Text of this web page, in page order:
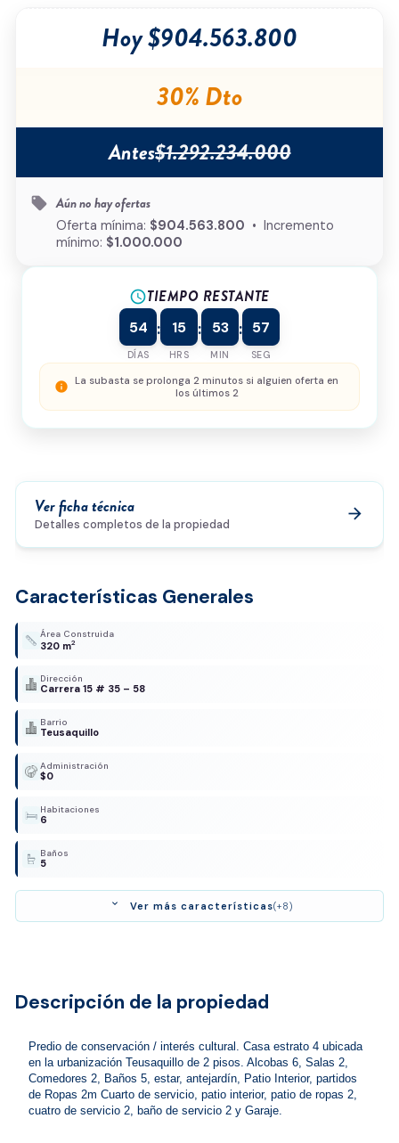
Correo electrónico
¿Cómo podemos ayudarte?
política de privacidady el
tratamiento de
Enviar solicitud
Hoy $904.563.800
30% Dto
Antes$1.292.234.000
local_offer Aún no hay ofertas
Oferta mínima: $904.563.800 • Incremento
mínimo: $1.000.000
scheduleTIEMPO RESTANTE
54
DÍAS
: 15
HRS
: 53
MIN
: 57
SEG
info La subasta se prolonga 2 minutos si alguien oferta en
los últimos 2
Ver ficha técnica
Detalles completos de la propiedad
arrow_forward
Características Generales
Área Construida
320 m2
Dirección
Carrera 15 # 35 – 58
Barrio
Teusaquillo
Administración
$0
Habitaciones
6
Baños
5
expand_more Ver más características(+8)
Descripción de la propiedad
Predio de conservación / interés cultural. Casa estrato 4 ubicada
en la urbanización Teusaquillo de 2 pisos. Alcobas 6, Salas 2,
Comedores 2, Baños 5, estar, antejardín, Patio Interior, partidos
de Ropas 2m Cuarto de servicio, patio interior, patio de ropas 2,
cuatro de servicio 2, baño de servicio 2 y Garaje.